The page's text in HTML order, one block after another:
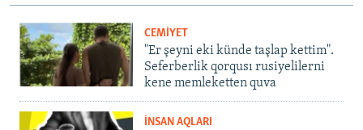
CEMİYET
"Er şeyni eki künde taşlap kettim".
Seferberlik qorqusı rusiyelilerni
kene memleketten quva
İNSAN AQLARI